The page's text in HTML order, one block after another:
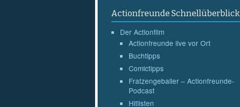
Actionfreunde Schnellüberblick
Der Actionfilm
Actionfreunde live vor Ort
Buchtipps
Comictipps
Fratzengeballer – Actionfreunde-
Podcast
Hitlisten